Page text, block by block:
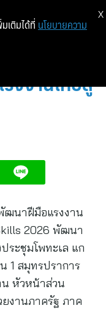
งงานไทยสู่
ฒนาฝีมือแรงงาน
2026 พัฒนา
ระชุมโพทะเล แก
1 สมุทรปราการ
หัวหน้าส่วน
ยงานภาครัฐ ภาค
เติมได้ที่ นโยบายความ
X